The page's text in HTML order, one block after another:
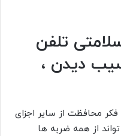
تلفن
دیدن ،
محافظت از سایر اجزای
از همه ضربه ها